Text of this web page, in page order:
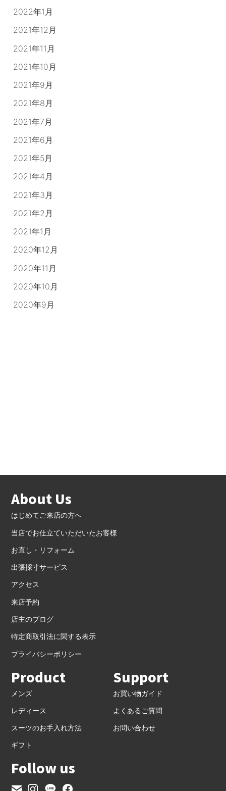
2022年1月
2021年12月
2021年11月
2021年10月
2021年9月
2021年8月
2021年7月
2021年6月
2021年5月
2021年4月
2021年3月
2021年2月
2021年1月
2020年12月
2020年11月
2020年10月
2020年9月
About Us
はじめてご来店の方へ
当店でお仕立ていただいたお客様
お直し・リフォーム
出張採寸サービス
アクセス
来店予約
店主のブログ
特定商取引法に関する表示
プライバシーポリシー
Product
メンズ
レディース
スーツのお手入れ方法
ギフト
Support
お買い物ガイド
よくあるご質問
お問い合わせ
Follow us